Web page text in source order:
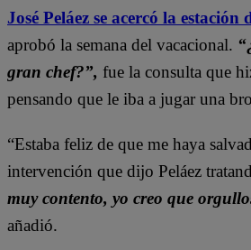
José Peláez se acercó la
aprobó la semana del vacacional.
gran chef?”, fue la consulta que
pensando que le iba a jugar una
“Estaba feliz de que me haya
intervención que dijo Peláez
muy contento, yo creo que
añadió.